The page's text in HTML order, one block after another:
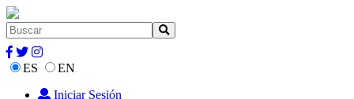
ES
EN
Iniciar Sesión